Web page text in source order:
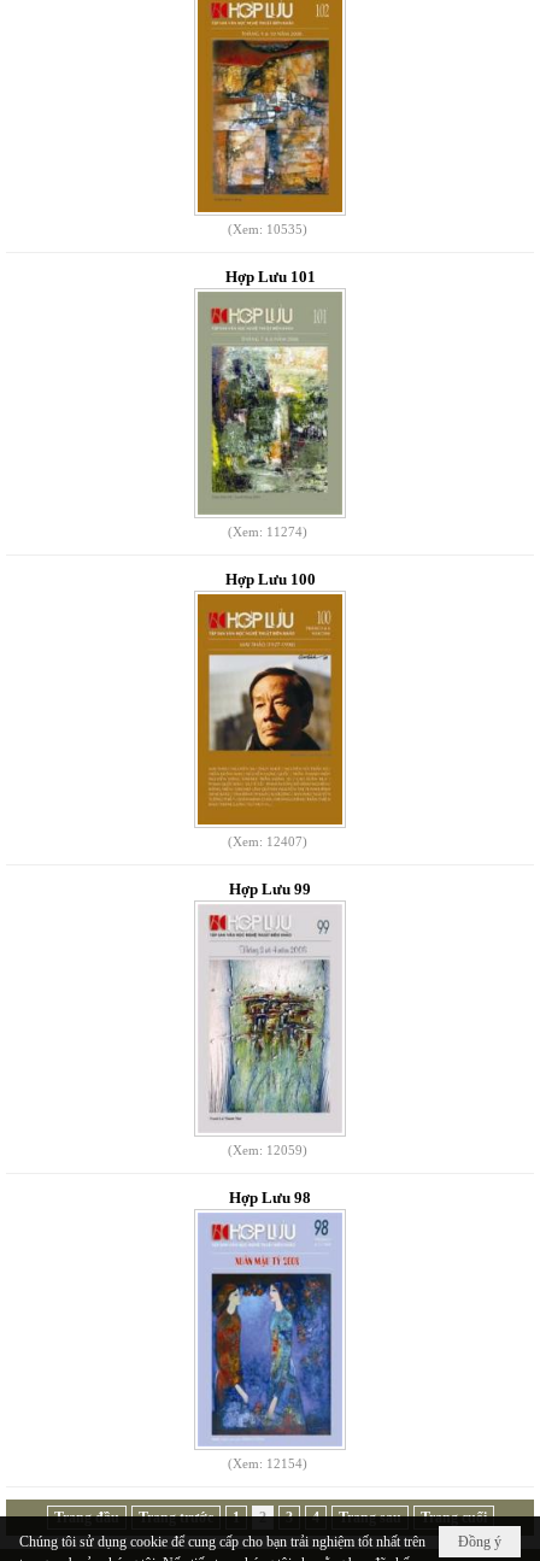
(Xem: 10535)
Hợp Lưu 101
(Xem: 11274)
Hợp Lưu 100
(Xem: 12407)
Hợp Lưu 99
(Xem: 12059)
Hợp Lưu 98
(Xem: 12154)
Trang đầu Trang trước 1 2 3 4 Trang sau
Trang cuối
Đồng ý
Chúng tôi sử dụng cookie để cung cấp cho bạn trải nghiệm tốt nhất trên